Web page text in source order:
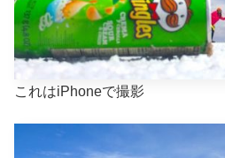
これはiPhoneで撮影